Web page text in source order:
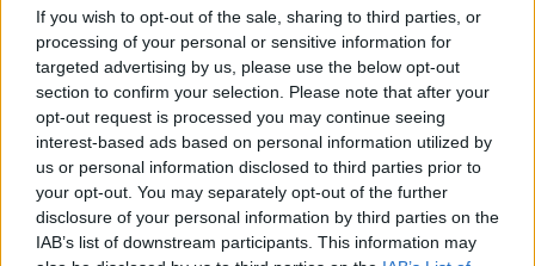
If you wish to opt-out of the sale, sharing to third parties, or
processing of your personal or sensitive information for
targeted advertising by us, please use the below opt-out
section to confirm your selection. Please note that after your
opt-out request is processed you may continue seeing
interest-based ads based on personal information utilized by
us or personal information disclosed to third parties prior to
your opt-out. You may separately opt-out of the further
disclosure of your personal information by third parties on the
IAB’s list of downstream participants. This information may